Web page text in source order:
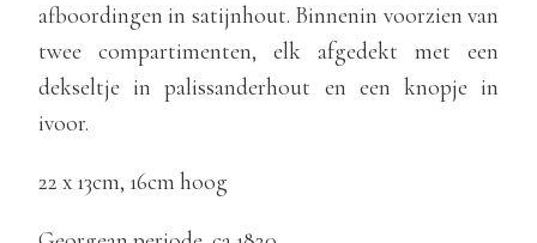
afboordingen in satijnhout. Binnenin voorzien van
twee compartimenten, elk afgedekt met een
dekseltje in palissanderhout en een knopje in
ivoor.
22 x 13cm, 16cm hoog